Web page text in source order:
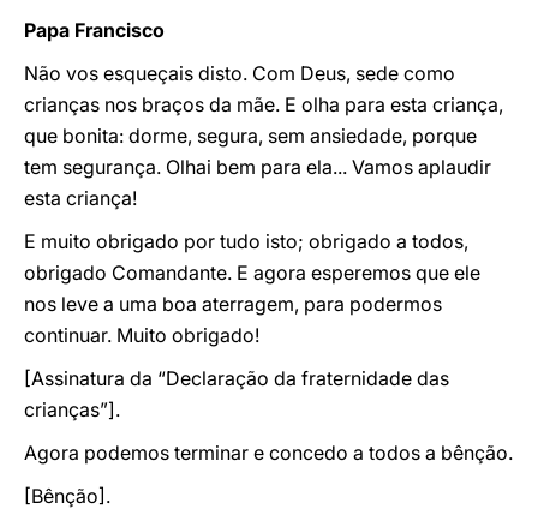
Papa Francisco
Não vos esqueçais disto. Com Deus, sede como
crianças nos braços da mãe. E olha para esta criança,
que bonita: dorme, segura, sem ansiedade, porque
tem segurança. Olhai bem para ela... Vamos aplaudir
esta criança!
E muito obrigado por tudo isto; obrigado a todos,
obrigado Comandante. E agora esperemos que ele
nos leve a uma boa aterragem, para podermos
continuar. Muito obrigado!
[Assinatura da “Declaração da fraternidade das
crianças”].
Agora podemos terminar e concedo a todos a bênção.
[Bênção].